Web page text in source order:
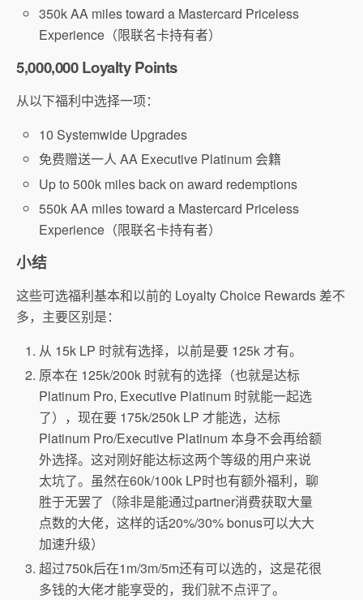
350k AA miles toward a Mastercard Priceless
Experience（限联名卡持有者）
5,000,000 Loyalty Points
从以下福利中选择一项：
10 Systemwide Upgrades
免费赠送一人 AA Executive Platinum 会籍
Up to 500k miles back on award redemptions
550k AA miles toward a Mastercard Priceless
Experience（限联名卡持有者）
小结
这些可选福利基本和以前的 Loyalty Choice Rewards 差不
多，主要区别是：
从 15k LP 时就有选择，以前是要 125k 才有。
原本在 125k/200k 时就有的选择（也就是达标
Platinum Pro, Executive Platinum 时就能一起选
了），现在要 175k/250k LP 才能选，达标
Platinum Pro/Executive Platinum 本身不会再给额
外选择。这对刚好能达标这两个等级的用户来说
太坑了。虽然在60k/100k LP时也有额外福利，聊
胜于无罢了（除非是能通过partner消费获取大量
点数的大佬，这样的话20%/30% bonus可以大大
加速升级）
超过750k后在1m/3m/5m还有可以选的，这是花很
多钱的大佬才能享受的，我们就不点评了。